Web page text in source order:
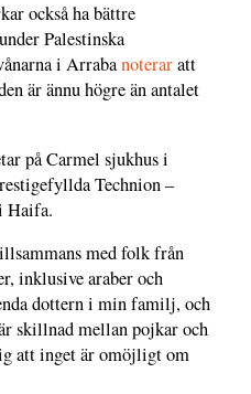
också ha bättre
Palestinska
i Arrabanoteraratt
är ännu högre än antalet
på Carmel sjukhus i
Technion –
Haifa.
med folk från
inklusive araber och
dottern i min familj, och
skillnad mellan pojkar och
att inget är omöjligt om